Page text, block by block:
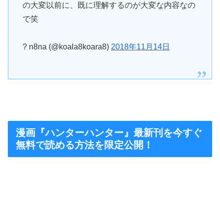
の大変以前に、既に理解するのが大変な内容なの
で笑
? n8na (@koala8koara8) 2018年11月14日
漫画『ハンターハンター』最新刊を今すぐ
無料で読める方法を限定公開！